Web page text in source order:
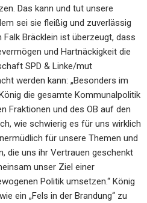
Das kann und tut unsere
sei sie fleißig und zuverlässig
Bräcklein ist überzeugt, dass
und Hartnäckigkeit die
SPD & Linke/mut
werden kann: „Besonders im
die gesamte Kommunalpolitik
Fraktionen und des OB auf den
wie schwierig es für uns wirklich
für unsere Themen und
die uns ihr Vertrauen geschenkt
unser Ziel einer
Politik umsetzen.“ König
ein „Fels in der Brandung“ zu